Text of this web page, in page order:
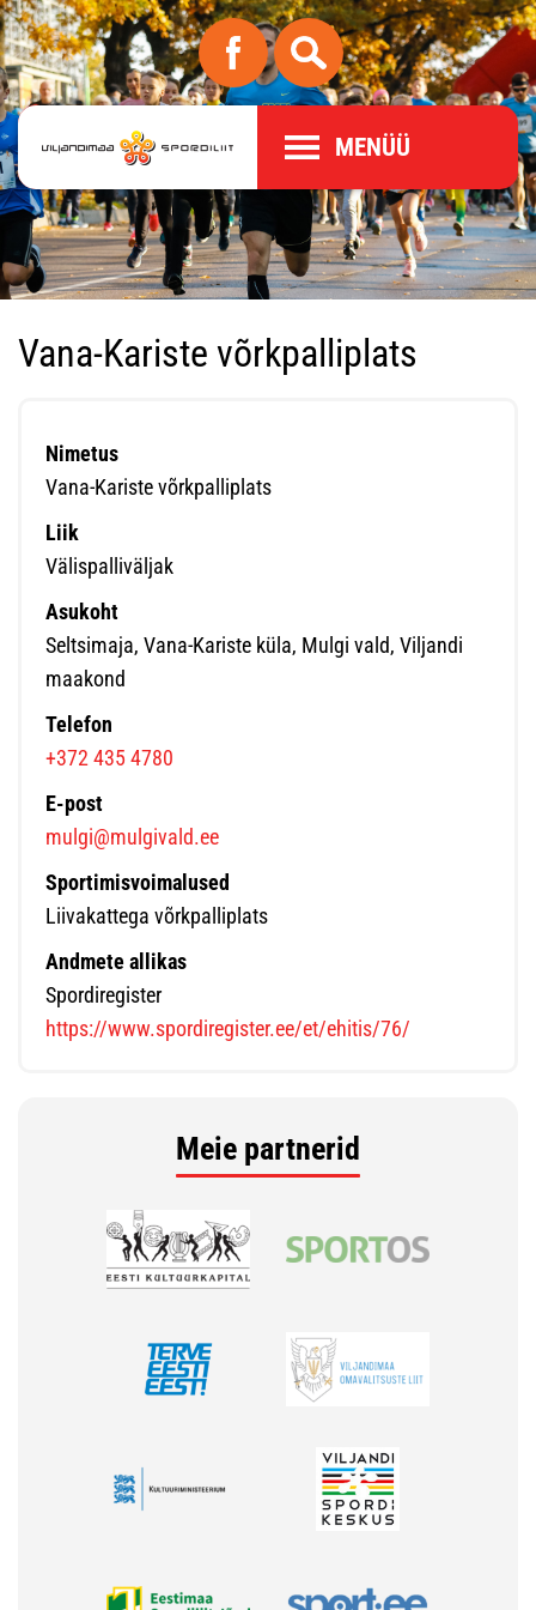
MENÜÜ
Vana-Kariste võrkpalliplats
Nimetus
Vana-Kariste võrkpalliplats
Liik
Välispalliväljak
Asukoht
Seltsimaja, Vana-Kariste küla, Mulgi vald, Viljandi
maakond
Telefon
+372 435 4780
E-post
mulgi@mulgivald.ee
Sportimisvoimalused
Liivakattega võrkpalliplats
Andmete allikas
Spordiregister
https://www.spordiregister.ee/et/ehitis/76/
Meie partnerid